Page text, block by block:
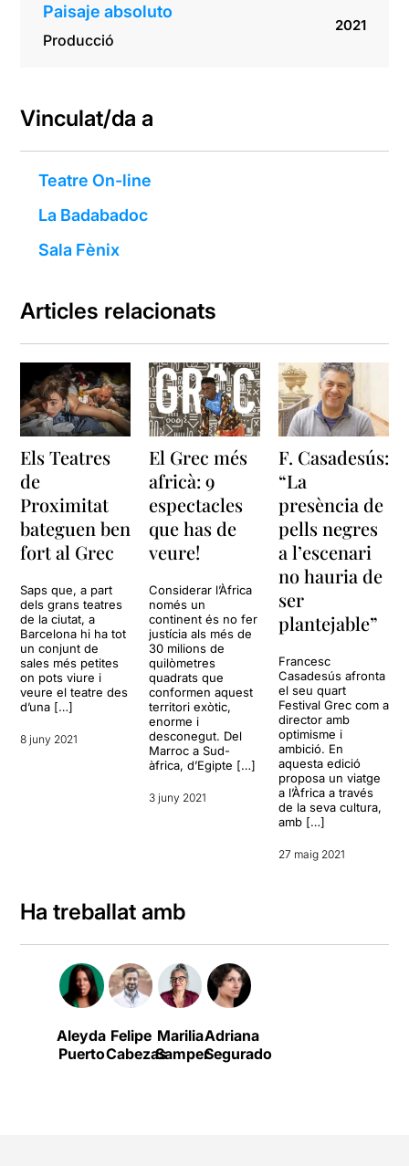
Paisaje absoluto
Producció
2021
Vinculat/da a
Teatre On-line
La Badabadoc
Sala Fènix
Articles relacionats
Els Teatres
de
Proximitat
bateguen ben
fort al Grec
Saps que, a part
dels grans teatres
de la ciutat, a
Barcelona hi ha tot
un conjunt de
sales més petites
on pots viure i
veure el teatre des
d’una […]
8 juny 2021
El Grec més
africà: 9
espectacles
que has de
veure!
Considerar l’Àfrica
només un
continent és no fer
justícia als més de
30 milions de
quilòmetres
quadrats que
conformen aquest
territori exòtic,
enorme i
desconegut. Del
Marroc a Sud-
àfrica, d’Egipte […]
3 juny 2021
F. Casadesús:
“La
presència de
pells negres
a l’escenari
no hauria de
ser
plantejable”
Francesc
Casadesús afronta
el seu quart
Festival Grec com a
director amb
optimisme i
ambició. En
aquesta edició
proposa un viatge
a l’Àfrica a través
de la seva cultura,
amb […]
27 maig 2021
Ha treballat amb
Aleyda
Puerto
Felipe
Cabezas
Marilia
Samper
Adriana
Segurado